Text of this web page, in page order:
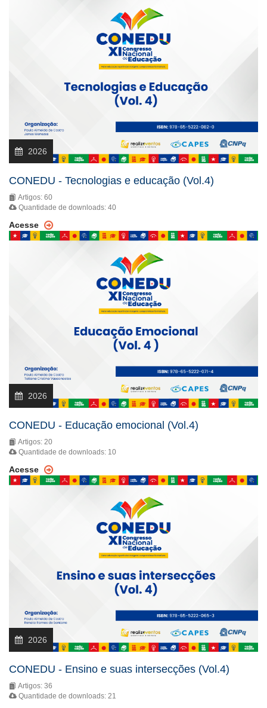
2026
CONEDU - Tecnologias e educação (Vol.4)
Artigos: 60
Quantidade de downloads: 40
Acesse
2026
CONEDU - Educação emocional (Vol.4)
Artigos: 20
Quantidade de downloads: 10
Acesse
2026
CONEDU - Ensino e suas intersecções (Vol.4)
Artigos: 36
Quantidade de downloads: 21